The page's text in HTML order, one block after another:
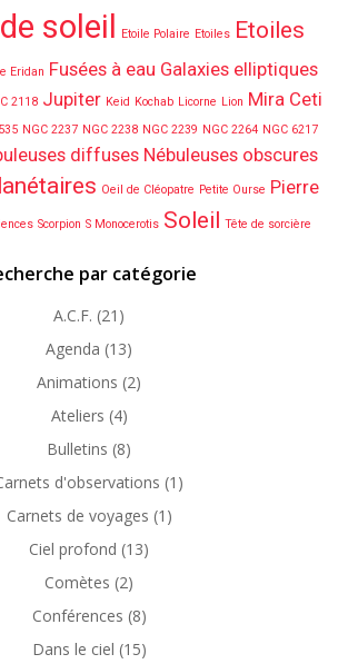
soleil Etoile Polaire Etoiles Etoiles
Eridan Fusées à eau Galaxies elliptiques
2118 Jupiter Keid Kochab Licorne Lion Mira Ceti
NGC 2237 NGC 2238 NGC 2239 NGC 2264 NGC 6217
diffuses Nébuleuses obscures
Oeil de Cléopatre Petite Ourse Pierre
Scorpion S Monocerotis Soleil Tête de sorcière
par catégorie
A.C.F. (21)
Agenda (13)
Animations (2)
Ateliers (4)
Bulletins (8)
d'observations (1)
Carnets de voyages (1)
Ciel profond (13)
Comètes (2)
Conférences (8)
Dans le ciel (15)